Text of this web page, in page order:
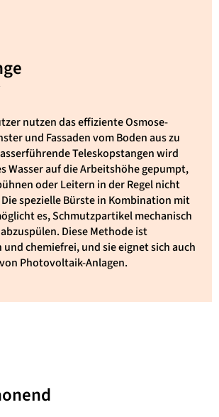
nutzen das effiziente Osmose-
und Fassaden vom Boden aus zu
Teleskopstangen wird
Wasser auf die Arbeitshöhe gepumpt,
oder Leitern in der Regel nicht
spezielle Bürste in Kombination mit
es, Schmutzpartikel mechanisch
Diese Methode ist
chemiefrei, und sie eignet sich auch
Photovoltaik-Anlagen.